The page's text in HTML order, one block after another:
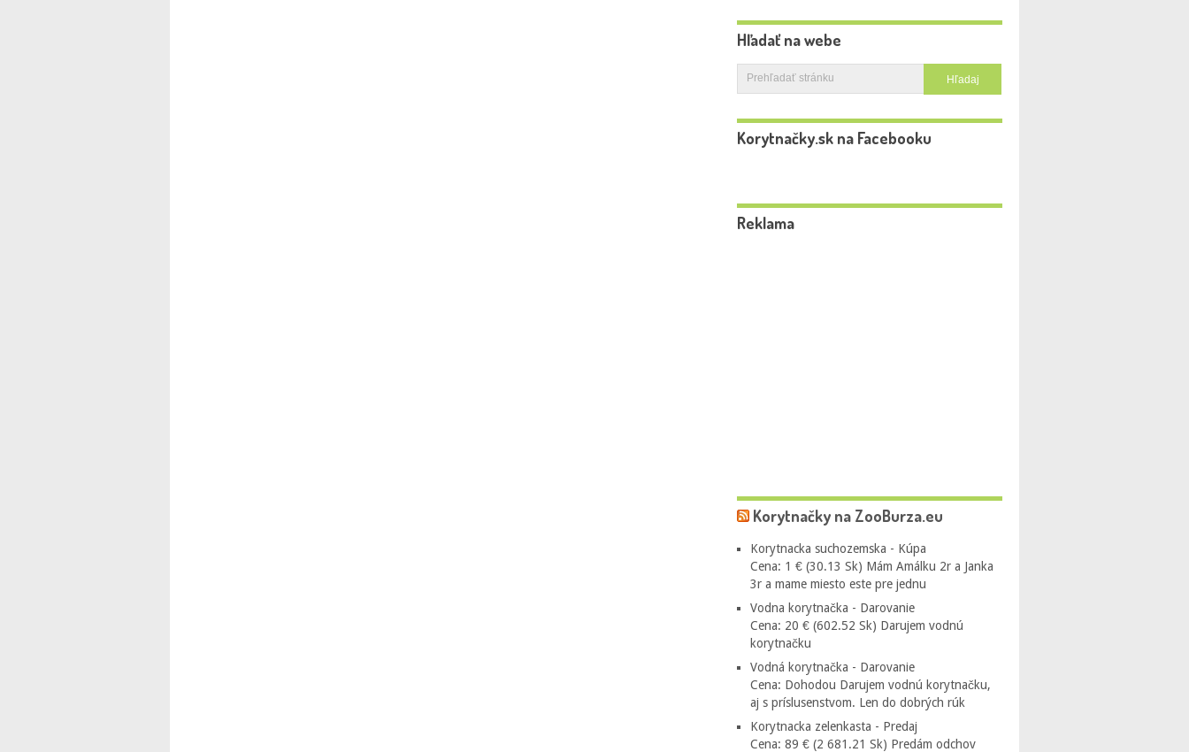
Hľadať na webe
Korytnačky.sk na Facebooku
Reklama
Korytnačky na ZooBurza.eu
Korytnacka suchozemska - Kúpa
Cena: 1 € (30.13 Sk) Mám Amálku 2r a Janka
3r a mame miesto este pre jednu
Vodna korytnačka - Darovanie
Cena: 20 € (602.52 Sk) Darujem vodnú
korytnačku
Vodná korytnačka - Darovanie
Cena: Dohodou Darujem vodnú korytnačku,
aj s príslusenstvom. Len do dobrých rúk
Korytnacka zelenkasta - Predaj
Cena: 89 € (2 681.21 Sk) Predám odchov